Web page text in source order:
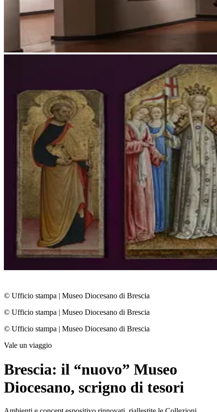
© Ufficio stampa | Museo Diocesano di Brescia
© Ufficio stampa | Museo Diocesano di Brescia
© Ufficio stampa | Museo Diocesano di Brescia
Vale un viaggio
Brescia: il “nuovo” Museo
Diocesano, scrigno di tesori